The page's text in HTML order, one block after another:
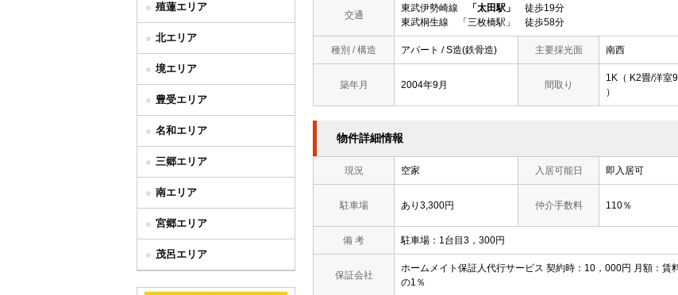
交通
東武伊勢崎線 「太田駅」
徒歩19分
東武桐生線 「三枚橋駅」 徒歩58分
種別 / 構造 アパート / S造(鉄骨造) 主要採光面 南西
築年月 2004年9月 間取り
1K（ K2畳/洋室
）
物件詳細情報
現況 空家 入居可能日 即入居可
駐車場 あり3,300円 仲介手数料 110％
備 考 駐車場：1台目3，300円
保証会社
ホームメイト保証人代行サービス 契約時：10，000円 月額：賃
の1％
殖蓮エリア
北エリア
境エリア
豊受エリア
名和エリア
三郷エリア
南エリア
宮郷エリア
茂呂エリア